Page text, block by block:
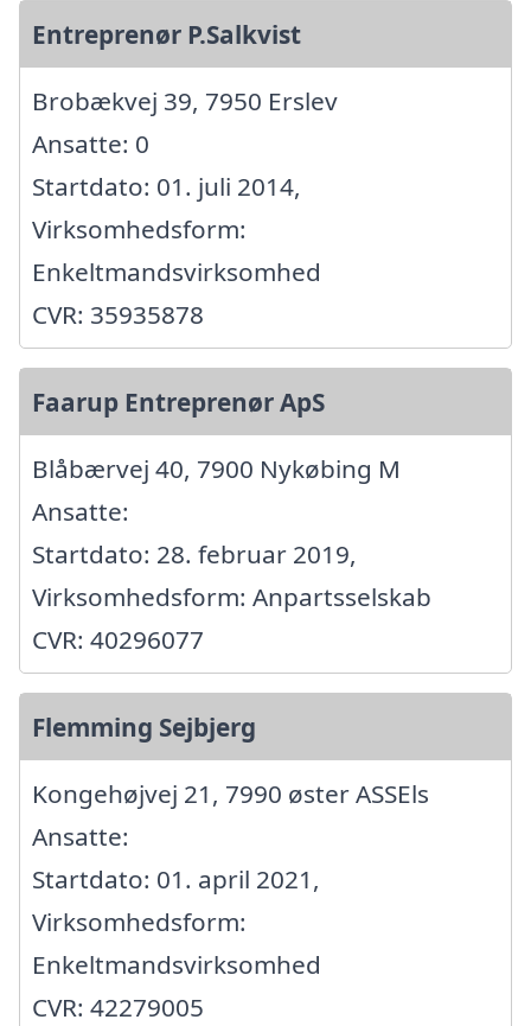
Entreprenør P.Salkvist
Brobækvej 39, 7950 Erslev
Ansatte: 0
Startdato: 01. juli 2014,
Virksomhedsform:
Enkeltmandsvirksomhed
CVR: 35935878
Faarup Entreprenør ApS
Blåbærvej 40, 7900 Nykøbing M
Ansatte:
Startdato: 28. februar 2019,
Virksomhedsform: Anpartsselskab
CVR: 40296077
Flemming Sejbjerg
Kongehøjvej 21, 7990 øster ASSEls
Ansatte:
Startdato: 01. april 2021,
Virksomhedsform:
Enkeltmandsvirksomhed
CVR: 42279005